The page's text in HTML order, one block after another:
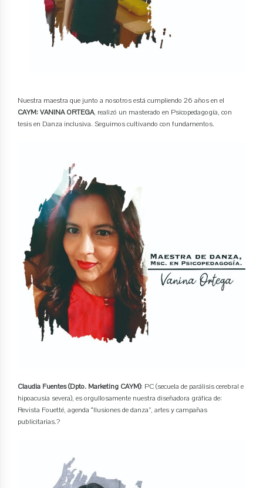
Nuestra maestra que junto a nosotros está cumpliendo 26 años en el
CAYM: VANINA ORTEGA, realizó un masterado en Psicopedagogía, con
tesis en Danza inclusiva. Seguimos cultivando con fundamentos.
Claudia Fuentes (Dpto. Marketing CAYM): PC (secuela de parálisis cerebral e
hipoacusia severa), es orgullosamente nuestra diseñadora gráfica de:
Revista Fouetté, agenda “Ilusiones de danza”, artes y campañas
publicitarias.?